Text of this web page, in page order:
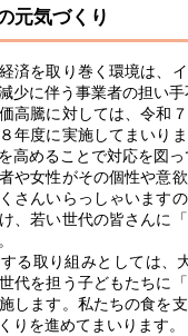
元気づくり
済を取り巻く環境は、
少に伴う事業者の担い
高騰に対しては、令和
年度に実施してまいり
高めることで対応を図っ
や女性がその個性や意
さんいらっしゃいます
、若い世代の皆さんに
る取り組みとしては、
代を担う子どもたちに
します。私たちの食を
りを進めてまいります。